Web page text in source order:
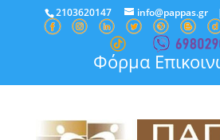
2103620147 info@pappas.gr
Φόρμα